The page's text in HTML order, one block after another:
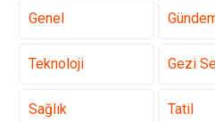
Genel
Teknoloji Gezi
Sağlık Tatil